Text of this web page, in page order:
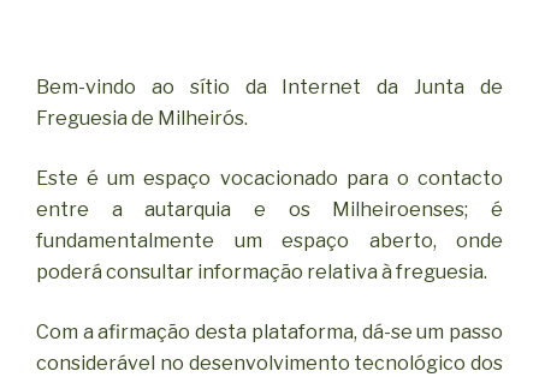
Bem-vindo ao sítio da Internet da Junta de
Freguesia de Milheirós.
Este é um espaço vocacionado para o contacto
entre a autarquia e os Milheiroenses; é
fundamentalmente um espaço aberto, onde
poderá consultar informação relativa à freguesia.
Com a afirmação desta plataforma, dá-se um passo
considerável no desenvolvimento tecnológico dos